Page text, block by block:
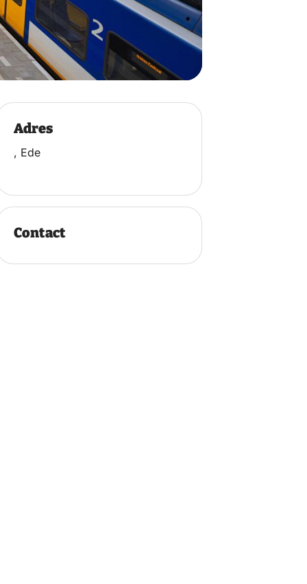
Adres
, Ede
Contact